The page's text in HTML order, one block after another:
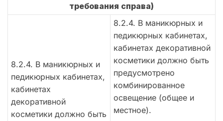
требования справа)
8.2.4. В маникюрных и
педикюрных кабинетах,
кабинетах
декоративной
косметики должно быть
8.2.4. В маникюрных и
педикюрных кабинетах,
кабинетах декоративной
косметики должно быть
предусмотрено
комбинированное
освещение (общее и
местное).